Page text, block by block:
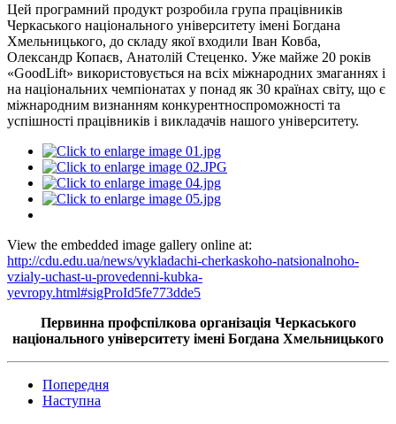
Цей програмний продукт розробила група працівників
Черкаського національного університету імені Богдана
Хмельницького, до складу якої входили Іван Ковба,
Олександр Копаєв, Анатолій Стеценко. Уже майже 20 років
«GoodLift» використовується на всіх міжнародних змаганнях і
на національних чемпіонатах у понад як 30 країнах світу, що є
міжнародним визнанням конкурентноспроможності та
успішності працівників і викладачів нашого університету.
View the embedded image gallery online at:
http://cdu.edu.ua/news/vykladachi-cherkaskoho-natsionalnoho-
vzialy-uchast-u-provedenni-kubka-
yevropy.html#sigProId5fe773dde5
Первинна профспілкова організація Черкаського
національного університету імені Богдана Хмельницького
Попередня
Наступна